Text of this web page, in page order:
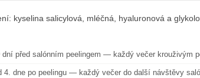
kyselina salicylová, mléčná, hyaluronová a
dní před salónním peelingem — každý večer krouživým
4. dne po peelingu — každý večer do další návštěvy